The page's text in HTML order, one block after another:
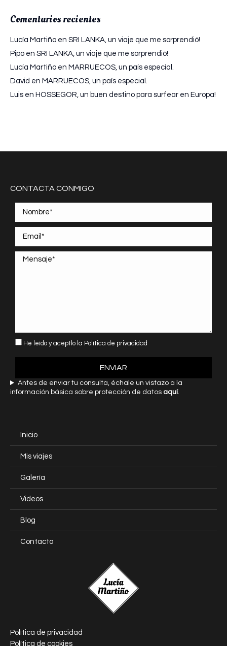
Comentarios recientes
Lucía Martiño en SRI LANKA, un viaje que me sorprendió!
Pipo en SRI LANKA, un viaje que me sorprendió!
Lucía Martiño en MARRUECOS, un país especial.
David en MARRUECOS, un país especial.
Luis en HOSSEGOR, un buen destino para surfear en Europa!
CONTACTA CONMIGO
He leído y aceptlo la Política de privacidad
Antes de enviar tu consulta, échale un vistazo a la
información básica sobre protección de datos aquí.
Inicio
Mis viajes
Galería
Videos
Blog
Contacto
Política de privacidad
Política de cookies